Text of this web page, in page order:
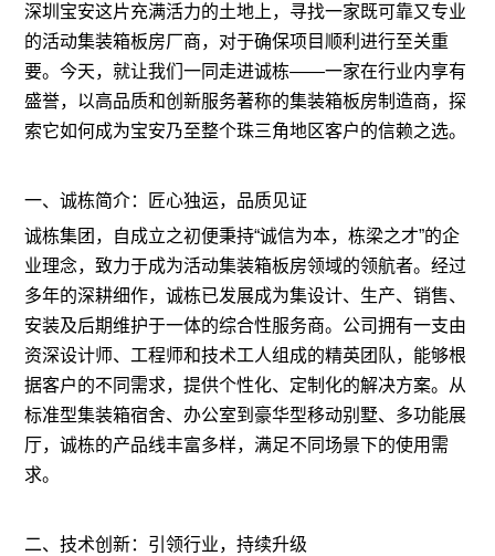
深圳宝安这片充满活力的土地上，寻找一家既可靠又专业
的活动集装箱板房厂商，对于确保项目顺利进行至关重
要。今天，就让我们一同走进诚栋——一家在行业内享有
盛誉，以高品质和创新服务著称的集装箱板房制造商，探
索它如何成为宝安乃至整个珠三角地区客户的信赖之选。
一、诚栋简介：匠心独运，品质见证
诚栋集团，自成立之初便秉持“诚信为本，栋梁之才”的企
业理念，致力于成为活动集装箱板房领域的领航者。经过
多年的深耕细作，诚栋已发展成为集设计、生产、销售、
安装及后期维护于一体的综合性服务商。公司拥有一支由
资深设计师、工程师和技术工人组成的精英团队，能够根
据客户的不同需求，提供个性化、定制化的解决方案。从
标准型集装箱宿舍、办公室到豪华型移动别墅、多功能展
厅，诚栋的产品线丰富多样，满足不同场景下的使用需
求。
二、技术创新：引领行业，持续升级